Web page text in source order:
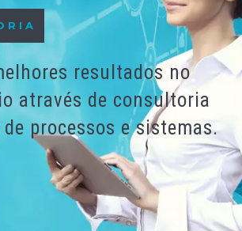
ACERT
resultados no
através de consultoria
processos e sistemas.